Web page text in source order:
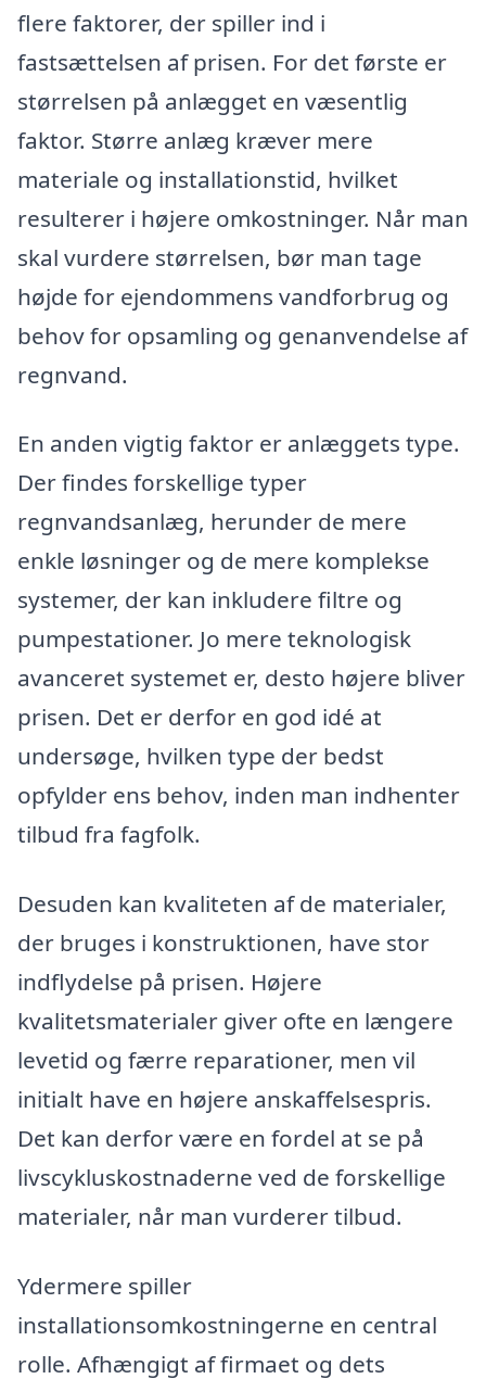
flere faktorer, der spiller ind i
fastsættelsen af prisen. For det første er
størrelsen på anlægget en væsentlig
faktor. Større anlæg kræver mere
materiale og installationstid, hvilket
resulterer i højere omkostninger. Når man
skal vurdere størrelsen, bør man tage
højde for ejendommens vandforbrug og
behov for opsamling og genanvendelse af
regnvand.
En anden vigtig faktor er anlæggets type.
Der findes forskellige typer
regnvandsanlæg, herunder de mere
enkle løsninger og de mere komplekse
systemer, der kan inkludere filtre og
pumpestationer. Jo mere teknologisk
avanceret systemet er, desto højere bliver
prisen. Det er derfor en god idé at
undersøge, hvilken type der bedst
opfylder ens behov, inden man indhenter
tilbud fra fagfolk.
Desuden kan kvaliteten af de materialer,
der bruges i konstruktionen, have stor
indflydelse på prisen. Højere
kvalitetsmaterialer giver ofte en længere
levetid og færre reparationer, men vil
initialt have en højere anskaffelsespris.
Det kan derfor være en fordel at se på
livscykluskostnaderne ved de forskellige
materialer, når man vurderer tilbud.
Ydermere spiller
installationsomkostningerne en central
rolle. Afhængigt af firmaet og dets